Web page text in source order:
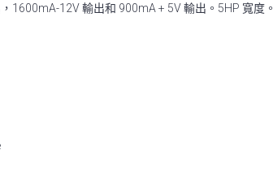
1600mA-12V 輸出和 900mA + 5V 輸出。5HP 寬度。